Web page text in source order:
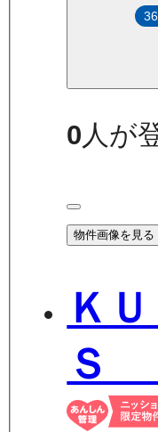
0 人が
物件画像を見る
Ｋ
Ｓ